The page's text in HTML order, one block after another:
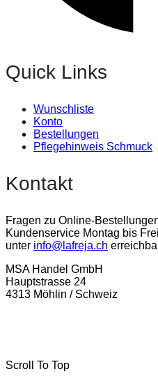
Quick Links
Wunschliste
Konto
Bestellungen
Pflegehinweis Schmuck
Kontakt
Fragen zu Online-
Kundenservice Montag bis
unter info@lafreja.ch
MSA Handel GmbH
Hauptstrasse 24
4313 Möhlin / Schweiz
Scroll To Top